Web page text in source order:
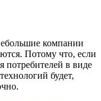
компании
Потому что, если
потребителей в виде
будет,